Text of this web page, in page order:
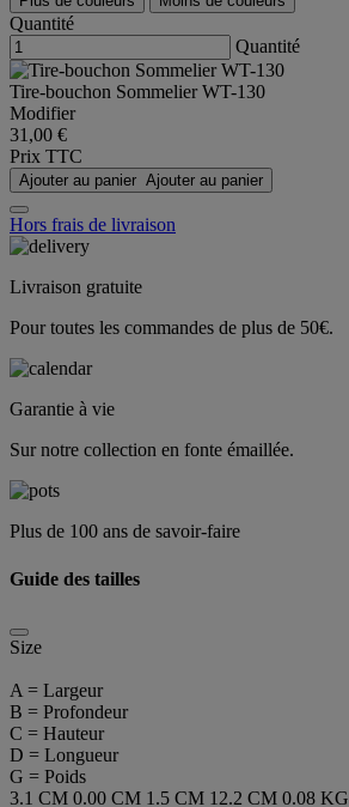
Quantité
Quantité
Tire-bouchon Sommelier WT-130
Modifier
31,00 €
Prix TTC
Ajouter au panier Ajouter au panier
Hors frais de livraison
Livraison gratuite
Pour toutes les commandes de plus de 50€.
Garantie à vie
Sur notre collection en fonte émaillée.
Plus de 100 ans de savoir-faire
Guide des tailles
Size
A = Largeur
B = Profondeur
C = Hauteur
D = Longueur
G = Poids
3.1 CM 0.00 CM 1.5 CM 12.2 CM 0.08 KG